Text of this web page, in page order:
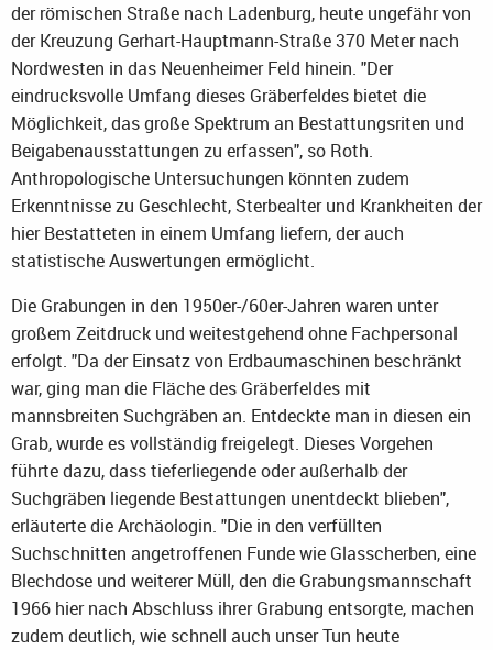
der römischen Straße nach Ladenburg, heute ungefähr von
der Kreuzung Gerhart-Hauptmann-Straße 370 Meter nach
Nordwesten in das Neuenheimer Feld hinein. "Der
eindrucksvolle Umfang dieses Gräberfeldes bietet die
Möglichkeit, das große Spektrum an Bestattungsriten und
Beigabenausstattungen zu erfassen", so Roth.
Anthropologische Untersuchungen könnten zudem
Erkenntnisse zu Geschlecht, Sterbealter und Krankheiten der
hier Bestatteten in einem Umfang liefern, der auch
statistische Auswertungen ermöglicht.
Die Grabungen in den 1950er-/60er-Jahren waren unter
großem Zeitdruck und weitestgehend ohne Fachpersonal
erfolgt. "Da der Einsatz von Erdbaumaschinen beschränkt
war, ging man die Fläche des Gräberfeldes mit
mannsbreiten Suchgräben an. Entdeckte man in diesen ein
Grab, wurde es vollständig freigelegt. Dieses Vorgehen
führte dazu, dass tieferliegende oder außerhalb der
Suchgräben liegende Bestattungen unentdeckt blieben",
erläuterte die Archäologin. "Die in den verfüllten
Suchschnitten angetroffenen Funde wie Glasscherben, eine
Blechdose und weiterer Müll, den die Grabungsmannschaft
1966 hier nach Abschluss ihrer Grabung entsorgte, machen
zudem deutlich, wie schnell auch unser Tun heute